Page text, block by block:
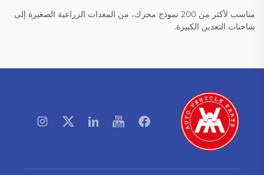
مناسب لأكثر من 200 نموذج محرك، من المعدات الزراعية الصغيرة إلى
شاحنات التعدين الكبيرة.